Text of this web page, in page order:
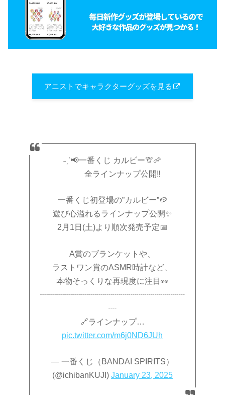
アニストでキャラクターグッズを見る
˗ˏˋ📢一番くじ カルビー🦒🦐
全ラインナップ公開‼
一番くじ初登場の”カルビー”🥔
遊び心溢れるラインナップ公開✨
2月1日(土)より順次発売予定📅
A賞のブランケットや、
ラストワン賞のASMR時計など、
本物そっくりな再現度に注目👀
┈┈┈┈┈┈┈┈┈┈┈┈┈┈┈┈┈┈
┈
🔗ラインナップ…
pic.twitter.com/m6j0ND6JUh
— 一番くじ（BANDAI SPIRITS）
(@ichibanKUJI) January 23, 2025